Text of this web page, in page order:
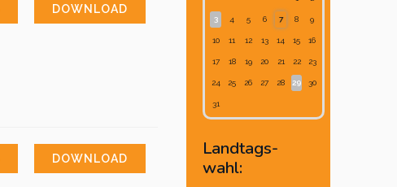
3 4 5 6 7 8 9
10 11 12 13 14 15 16
17 18 19 20 21 22 23
24 25 26 27 28 29 30
31
Landtags-
wahl:
DOWNLOAD
DOWNLOAD